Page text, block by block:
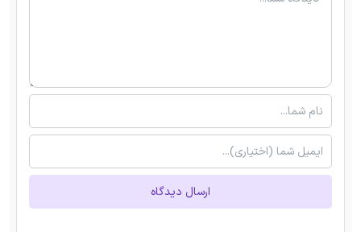
ارسال دیدگاه